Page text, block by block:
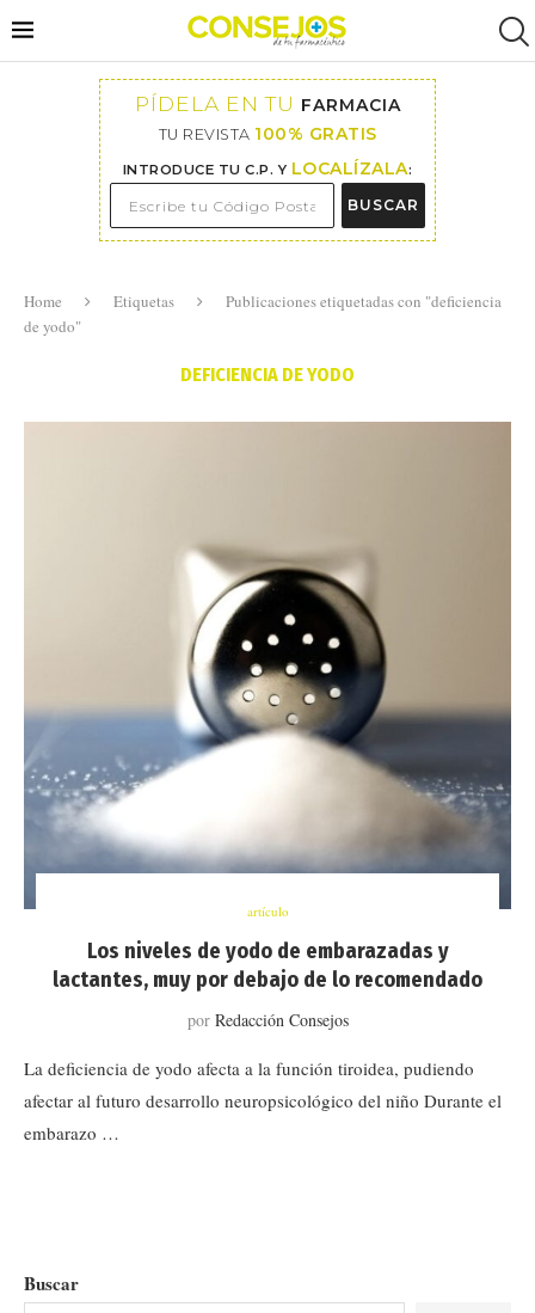
PÍDELA EN TU FARMACIA
TU REVISTA 100% GRATIS
INTRODUCE TU C.P. Y LOCALÍZALA:
BUSCAR
Home Etiquetas
Publicaciones etiquetadas con "deficiencia
de yodo"
DEFICIENCIA DE YODO
artículo
Los niveles de yodo de embarazadas y
lactantes, muy por debajo de lo recomendado
por Redacción Consejos
La deficiencia de yodo afecta a la función tiroidea, pudiendo
afectar al futuro desarrollo neuropsicológico del niño Durante el
embarazo …
Buscar